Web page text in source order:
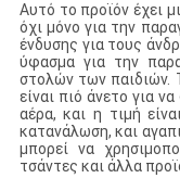
Αυτό το προϊόν έχει
όχι μόνο για την
ένδυσης για τους
ύφασμα για την
στολών των παιδιών.
είναι πιό άνετο για
αέρα, και η τιμή
κατανάλωση, και
μπορεί να
τσάντες και άλλα